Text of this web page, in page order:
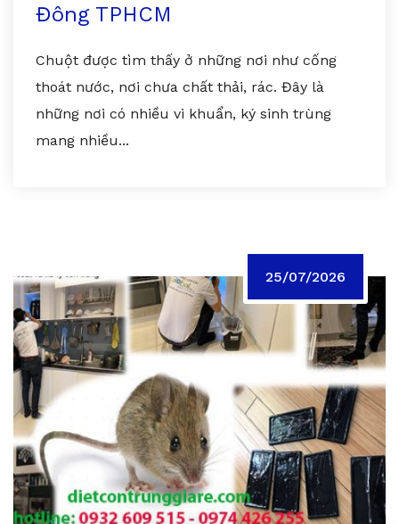
Đông TPHCM
Chuột được tìm thấy ở những nơi như cống
thoát nước, nơi chưa chất thải, rác. Đây là
những nơi có nhiều vi khuẩn, ký sinh trùng
mang nhiều...
25/07/2026